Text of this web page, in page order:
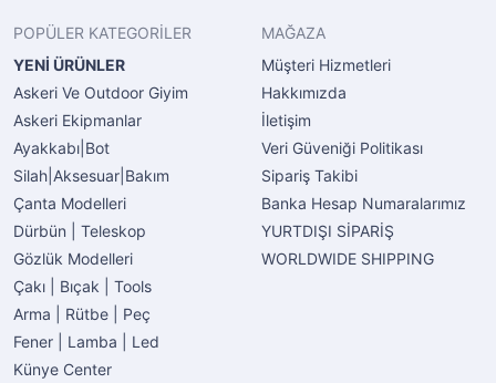
POPÜLER KATEGORİLER
YENİ ÜRÜNLER
Askeri Ve Outdoor Giyim
Askeri Ekipmanlar
Ayakkabı|Bot
Silah|Aksesuar|Bakım
Çanta Modelleri
Dürbün | Teleskop
Gözlük Modelleri
Çakı | Bıçak | Tools
Arma | Rütbe | Peç
Fener | Lamba | Led
Künye Center
MAĞAZA
Müşteri Hizmetleri
Hakkımızda
İletişim
Veri Güveniği Politikası
Sipariş Takibi
Banka Hesap Numaralarımız
YURTDIŞI SİPARİŞ
WORLDWIDE SHIPPING